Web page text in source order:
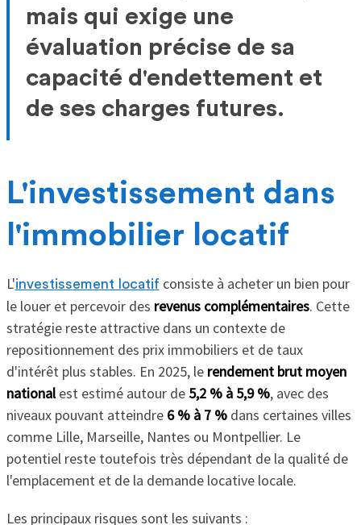
mais qui exige une
évaluation précise de sa
capacité d'endettement et
de ses charges futures.
L'investissement dans
l'immobilier locatif
L'investissement locatif consiste à acheter un bien pour
le louer et percevoir des revenus complémentaires. Cette
stratégie reste attractive dans un contexte de
repositionnement des prix immobiliers et de taux
d'intérêt plus stables. En 2025, le rendement brut moyen
nationalest estimé autour de 5,2 % à 5,9 %, avec des
niveaux pouvant atteindre 6 % à 7 %dans certaines villes
comme Lille, Marseille, Nantes ou Montpellier. Le
potentiel reste toutefois très dépendant de la qualité de
l'emplacement et de la demande locative locale.
Les principaux risques sont les suivants :